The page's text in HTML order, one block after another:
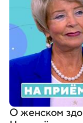
О женском